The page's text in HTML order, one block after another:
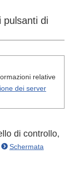
pulsanti di
relative
dei server
di controllo,
Schermata